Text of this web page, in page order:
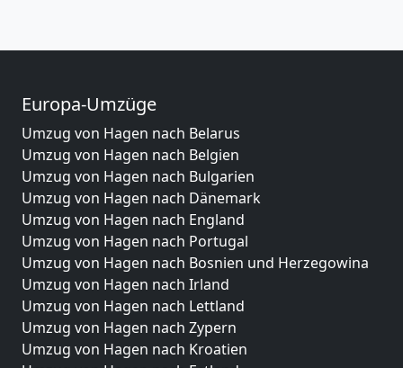
Europa-Umzüge
Umzug von Hagen nach Belarus
Umzug von Hagen nach Belgien
Umzug von Hagen nach Bulgarien
Umzug von Hagen nach Dänemark
Umzug von Hagen nach England
Umzug von Hagen nach Portugal
Umzug von Hagen nach Bosnien und Herzegowina
Umzug von Hagen nach Irland
Umzug von Hagen nach Lettland
Umzug von Hagen nach Zypern
Umzug von Hagen nach Kroatien